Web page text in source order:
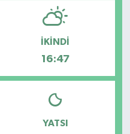
İKINDI
16:47
YATSI